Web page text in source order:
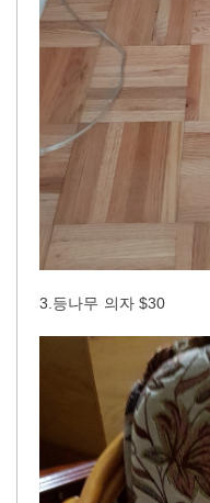
3.등나무 의자 $30